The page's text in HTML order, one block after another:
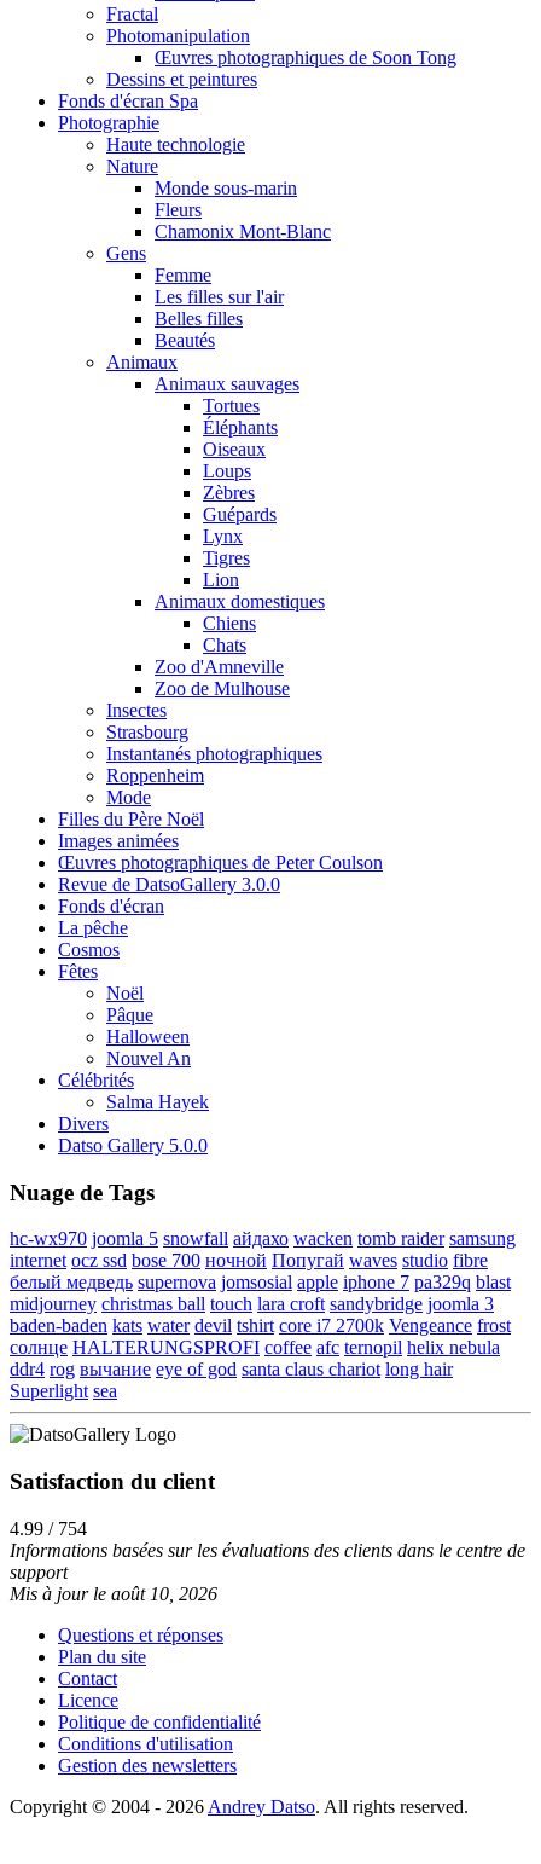
Fractal
Photomanipulation
Œuvres photographiques de Soon Tong
Dessins et peintures
Fonds d'écran Spa
Photographie
Haute technologie
Nature
Monde sous-marin
Fleurs
Chamonix Mont-Blanc
Gens
Femme
Les filles sur l'air
Belles filles
Beautés
Animaux
Animaux sauvages
Tortues
Éléphants
Oiseaux
Loups
Zèbres
Guépards
Lynx
Tigres
Lion
Animaux domestiques
Chiens
Chats
Zoo d'Amneville
Zoo de Mulhouse
Insectes
Strasbourg
Instantanés photographiques
Roppenheim
Mode
Filles du Père Noël
Images animées
Œuvres photographiques de Peter Coulson
Revue de DatsoGallery 3.0.0
Fonds d'écran
La pêche
Cosmos
Fêtes
Noël
Pâque
Halloween
Nouvel An
Célébrités
Salma Hayek
Divers
Datso Gallery 5.0.0
Nuage de Tags
hc-wx970 joomla 5 snowfall айдахо wacken tomb raider samsung
internet ocz ssd bose 700 ночной Попугай waves studio fibre
белый медведь supernova jomsosial apple iphone 7 pa329q blast
midjourney christmas ball touch lara croft sandybridge joomla 3
baden-baden kats water devil tshirt core i7 2700k Vengeance frost
солнце HALTERUNGSPROFI coffee afc ternopil helix nebula
ddr4 rog вычание eye of god santa claus chariot long hair
Superlight sea
Satisfaction du client
4.99 / 754
Informations basées sur les évaluations des clients dans le centre de
support
Mis à jour le août 10, 2026
Questions et réponses
Plan du site
Contact
Licence
Politique de confidentialité
Conditions d'utilisation
Gestion des newsletters
Copyright © 2004 - 2026 Andrey Datso. All rights reserved.